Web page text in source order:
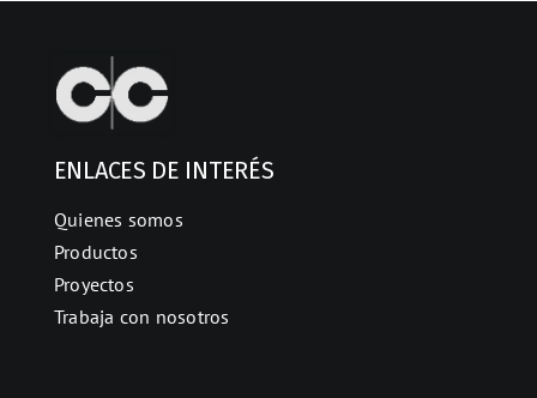
ENLACES DE INTERÉS
Quienes somos
Productos
Proyectos
Trabaja con nosotros